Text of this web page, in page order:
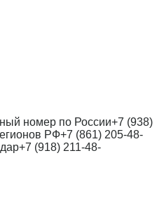
номер по России+7 (938)
РФ+7 (861) 205-48-
+7 (918) 211-48-